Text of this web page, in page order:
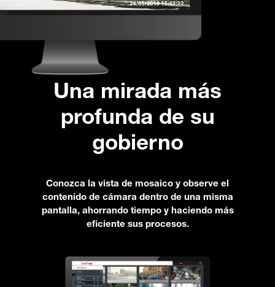
Una mirada más
profunda de su
gobierno
Conozca la vista de mosaico y observe el
contenido de cámara dentro de una misma
pantalla, ahorrando tiempo y haciendo más
eficiente sus procesos.